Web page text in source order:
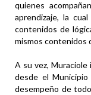
quienes
aprendizaje, la
contenidos de
mismos contenidos
A su vez,
desde el
desempeño de